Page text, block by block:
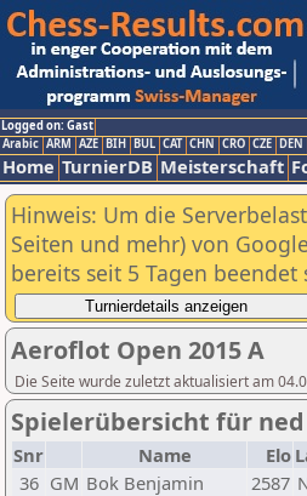
Logged on: Gast
Arabic ARM AZE BIH BUL CAT CHN CRO CZE DEN
Home TurnierDB Meisterschaft
Hinweis: Um die
Seiten und mehr) von
bereits seit 5 Tagen
Aeroflot Open 2015 A
Die Seite wurde zuletzt aktualisiert am
Spielerübersicht für ned
Snr Name Elo
36 GM Bok Benjamin 2587